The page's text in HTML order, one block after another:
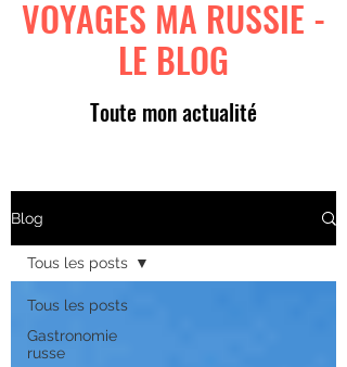
VOYAGES MA RUSSIE -
LE BLOG
Toute mon actualité
Blog
Tous les posts
Gastronomie
russe
Tous les posts